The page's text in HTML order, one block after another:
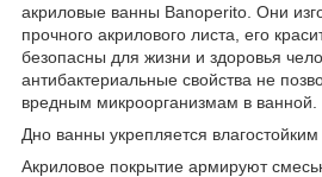
акриловые ванны Banoperito. Они
прочного акрилового листа, его
безопасны для жизни и здоровья
антибактериальные свойства не
вредным микроорганизмам в ванной.
Дно ванны укрепляется
Акриловое покрытие армируют